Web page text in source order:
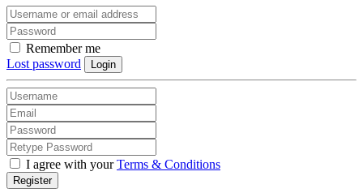
Remember me
Lost password
Login
I agree with yourTerms & Conditions
Register